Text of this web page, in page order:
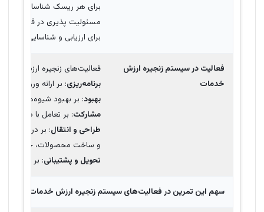
برای هر ریسک شناسایی
مسئولیت پذیری در قبال
برای ارزیابی و شناسایی ریسک
فعالیت در سیستم زنجیره ارزش
خدمات
فعالیت‌های زنجیره ارزش
برنامه‌ریزی: بر ارائه
بهبود: بر بهبود شیوه‌های
مشارکت: بر تعامل با
طراحی و انتقال: بر در نظر
و ساخت محصولات، خدمات و
تحویل و پشتیبانی: بر
سهم این تمرین در فعالیت‌های سیستم زنجیره ارزش خدمات یا